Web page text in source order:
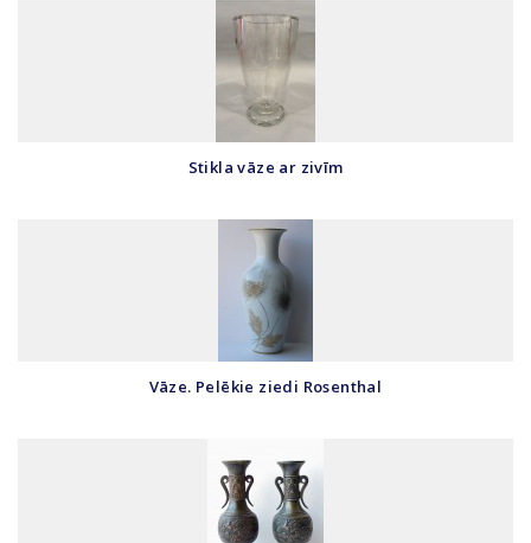
Stikla vāze ar zivīm
Vāze. Pelēkie ziedi Rosenthal